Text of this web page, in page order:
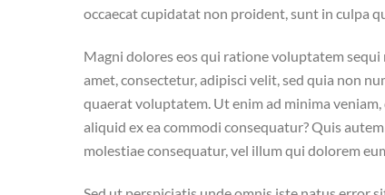
occaecat cupidatat non proident, sunt in culpa
Magni dolores eos qui ratione voluptatem
amet, consectetur, adipisci velit, sed quia non
quaerat voluptatem. Ut enim ad minima
aliquid ex ea commodi consequatur? Quis
molestiae consequatur, vel illum qui dolorem